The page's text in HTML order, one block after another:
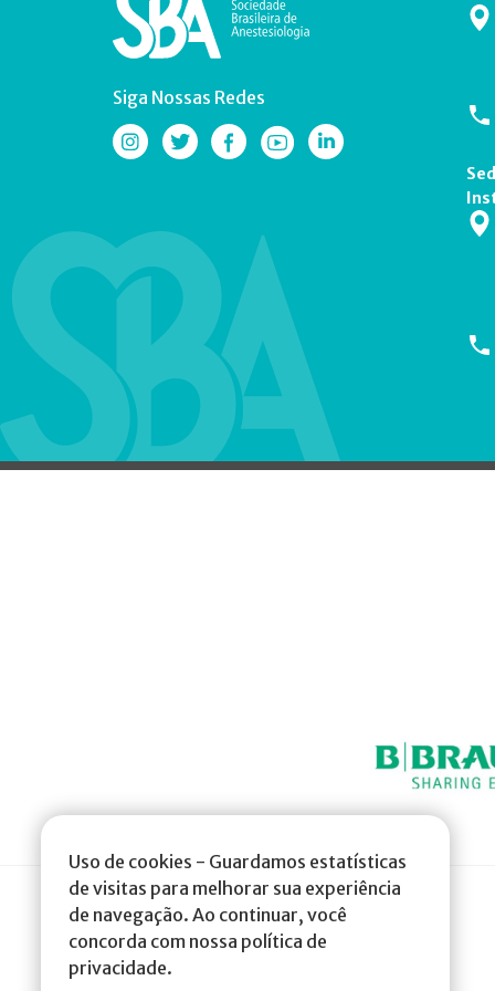
Uso de cookies - Guardamos estatísticas
de visitas para melhorar sua experiência
de navegação. Ao continuar, você
concorda com nossa política de
privacidade.
Siga Nossas Redes